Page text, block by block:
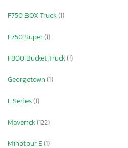
F750 BOX Truck(1)
F750 Super(1)
F800 Bucket Truck(1)
Georgetown(1)
L Series(1)
Maverick(122)
Minotour E(1)